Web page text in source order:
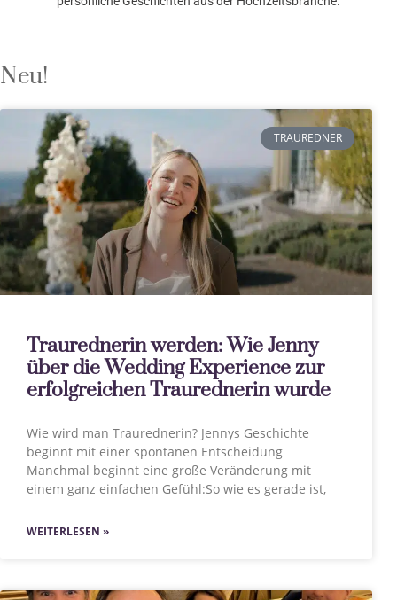
Neu!
TRAUREDNER
Traurednerin werden: Wie Jenny
über die Wedding Experience zur
erfolgreichen Traurednerin wurde
Wie wird man Traurednerin? Jennys Geschichte
beginnt mit einer spontanen Entscheidung
Manchmal beginnt eine große Veränderung mit
einem ganz einfachen Gefühl:So wie es gerade ist,
WEITERLESEN »